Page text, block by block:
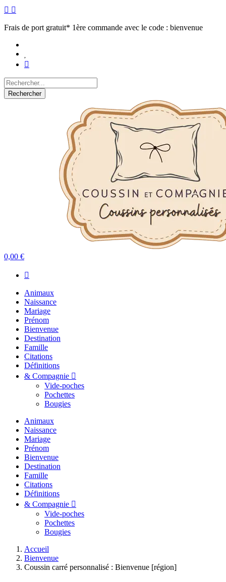
Frais de port gratuit* 1ère commande avec le code : bienvenue
Rechercher
0,00 €
Animaux
Naissance
Mariage
Prénom
Bienvenue
Destination
Famille
Citations
Définitions
& Compagnie
Vide-poches
Pochettes
Bougies
Animaux
Naissance
Mariage
Prénom
Bienvenue
Destination
Famille
Citations
Définitions
& Compagnie
Vide-poches
Pochettes
Bougies
Accueil
Bienvenue
Coussin carré personnalisé : Bienvenue [région]